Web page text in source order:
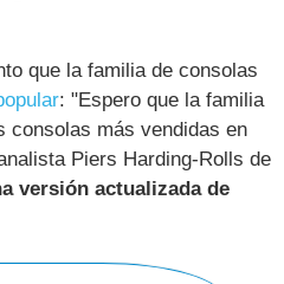
que la familia de consolas
: "Espero que la familia
consolas más vendidas en
Piers Harding-Rolls de
versión actualizada de